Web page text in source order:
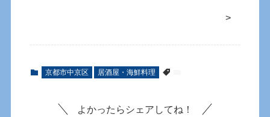
>
京都市中京区 居酒屋・海鮮料理
よかったらシェアしてね！